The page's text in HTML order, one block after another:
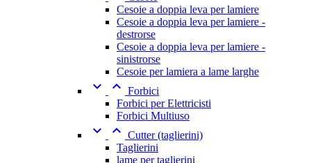
Cesoie a doppia leva per lamiere
Cesoie a doppia leva per lamiere -
destrorse
Cesoie a doppia leva per lamiere -
sinistrorse
Cesoie per lamiera a lame larghe
  Forbici
Forbici per Elettricisti
Forbici Multiuso
  Cutter (taglierini)
Taglierini
lame per taglierini